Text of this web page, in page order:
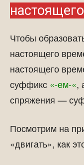
Чтобы
настоящего
настоящего
суффикс «-ем-«,
спряжения —
Посмотрим на
«двигать», как